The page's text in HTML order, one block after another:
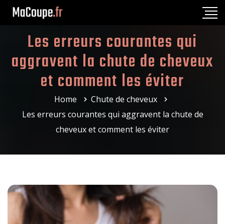
Les erreurs courantes qui
aggravent la chute de cheveux
et comment les éviter
Home
Chute de cheveux
Les erreurs courantes qui aggravent la chute de
cheveux et comment les éviter